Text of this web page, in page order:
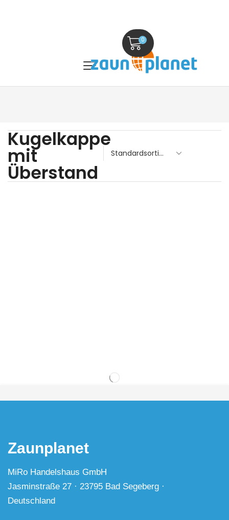
0
Kugelkappe
mit
Überstand
Zaunplanet
MiRo Handelshaus GmbH
Jasminstraße 27 · 23795 Bad Segeberg ·
Deutschland